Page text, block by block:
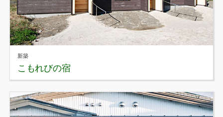
新築
こもれびの宿